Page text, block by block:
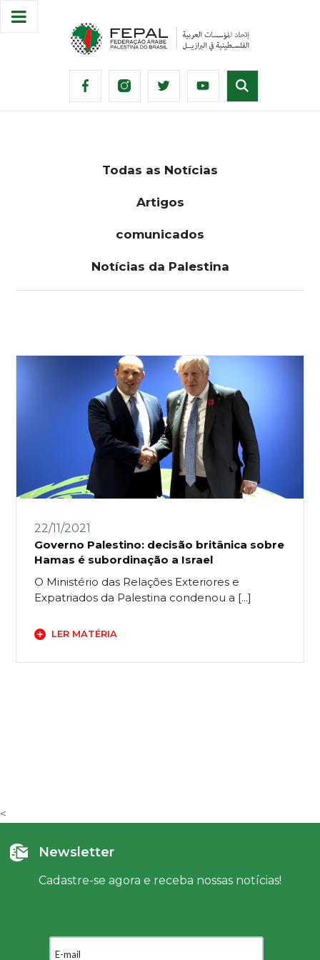
Todas as Notícias
Artigos
comunicados
Notícias da Palestina
22/11/2021
Governo Palestino: decisão britânica sobre
Hamas é subordinação a Israel
O Ministério das Relações Exteriores e
Expatriados da Palestina condenou a [...]
LER MATÉRIA
<
Newsletter
Cadastre-se agora e receba nossas notícias!